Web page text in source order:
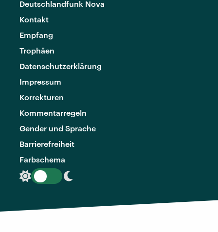
Deutschlandfunk Nova
Kontakt
Empfang
Trophäen
Datenschutzerklärung
Impressum
Korrekturen
Kommentarregeln
Gender und Sprache
Barrierefreiheit
Farbschema